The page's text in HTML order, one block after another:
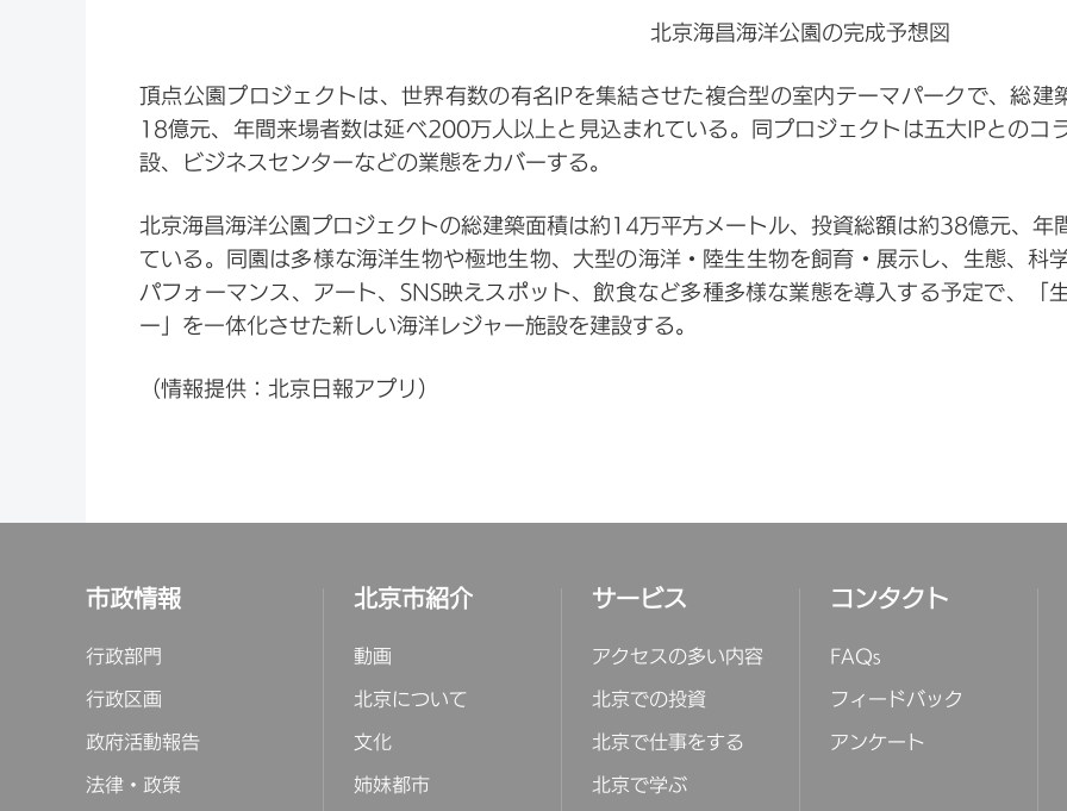
北京海昌海洋公園の完成予想図
頂点公園プロジェクトは、世界有数の有名IPを集結させた複合型の室内テーマパークで、総
18億元、年間来場者数は延べ200万人以上と見込まれている。同プロジェクトは五大IPとのコ
設、ビジネスセンターなどの業態をカバーする。
北京海昌海洋公園プロジェクトの総建築面積は約14万平方メートル、投資総額は約38億元、
ている。同園は多様な海洋生物や極地生物、大型の海洋・陸生生物を飼育・展示し、生態、科
パフォーマンス、アート、SNS映えスポット、飲食など多種多様な業態を導入する予定で、「
ー」を一体化させた新しい海洋レジャー施設を建設する。
（情報提供：北京日報アプリ）
市政情報
行政部門
行政区画
政府活動報告
法律・政策
北京市紹介
動画
北京について
文化
姉妹都市
サービス
アクセスの多い内容
北京での投資
北京で仕事をする
北京で学ぶ
コンタクト
FAQs
フィードバック
アンケート